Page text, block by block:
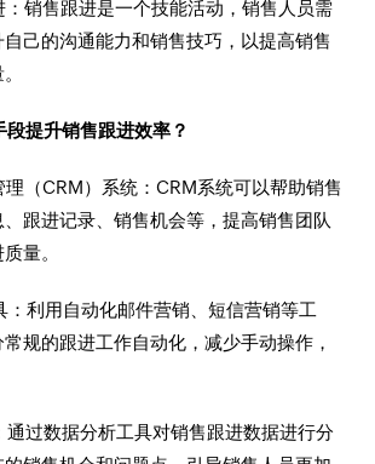
：销售跟进是一个技能活动，销售人员需
己的沟通能力和销售技巧，以提高销售
提升销售跟进效率？
（CRM）系统：CRM系统可以帮助销售
、跟进记录、销售机会等，提高销售团队
量。
：利用自动化邮件营销、短信营销等工
规的跟进工作自动化，减少手动操作，
通过数据分析工具对销售跟进数据进行分